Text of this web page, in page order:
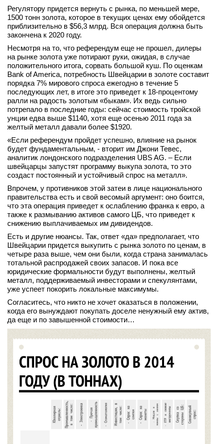
Регулятору придется вернуть с рынка, по меньшей мере,
1500 тонн золота, которое в текущих ценах ему обойдется
приблизительно в $56,3 млрд. Вся операция должна быть
закончена к 2020 году.
Несмотря на то, что референдум еще не прошел, дилеры
на рынке золота уже потирают руки, ожидая, в случае
положительного итога, сорвать большой куш. По оценкам
Bank of America, потребность Швейцарии в золоте составит
порядка 7% мирового спроса ежегодно в течение 5
последующих лет, в итоге это приведет к 18-процентому
ралли на радость золотым «быкам». Их ведь сильно
потрепало в последние годы: сейчас стоимость тройской
унции едва выше $1140, хотя еще осенью 2011 года за
желтый металл давали более $1920.
«Если референдум пройдет успешно, влияние на рынок
будет фундаментальным, - вторит им Джони Тевес,
аналитик лондонского подразделения UBS AG. – Если
швейцарцы запустят программу выкупа золота, то это
создаст постоянный и устойчивый спрос на металл».
Впрочем, у противников этой затеи в лице национального
правительства есть и свой весомый аргумент: оно боится,
что эта операция приведет к ослаблению франка к евро, а
также к размыванию активов самого ЦБ, что приведет к
снижению выплачиваемых им дивидендов.
Есть и другие нюансы. Так, ответ «да» предполагает, что
Швейцарии придется выкупить с рынка золото по ценам, в
четыре раза выше, чем они были, когда страна занималась
тотальной распродажей своих запасов. И пока все
юридические формальности будут выполнены, желтый
металл, поддерживаемый инвесторами и спекулянтами,
уже успеет покорить локальные максимумы.
Согласитесь, что никто не хочет оказаться в положении,
когда его вынуждают покупать доселе ненужный ему актив,
да еще и по завышенной стоимости…